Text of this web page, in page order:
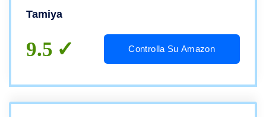
Tamiya
9.5 Controlla Su Amazon